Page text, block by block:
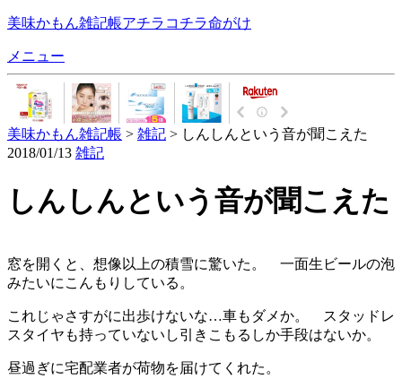
美味かもん雑記帳アチラコチラ命がけ
メニュー
美味かもん雑記帳 > 雑記 > しんしんという音が聞こえた
2018/01/13 雑記
しんしんという音が聞こえた
窓を開くと、想像以上の積雪に驚いた。 一面生ビールの泡
みたいにこんもりしている。
これじゃさすがに出歩けないな…車もダメか。 スタッドレ
スタイヤも持っていないし引きこもるしか手段はないか。
昼過ぎに宅配業者が荷物を届けてくれた。